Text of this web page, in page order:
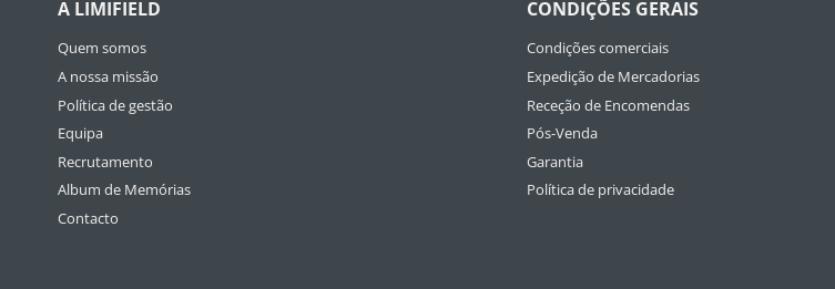
A LIMIFIELD
Quem somos
A nossa missão
Política de gestão
Equipa
Recrutamento
Album de Memórias
Contacto
CONDIÇÕES GERAIS
Condições comerciais
Expedição de Mercadorias
Receção de Encomendas
Pós-Venda
Garantia
Política de privacidade